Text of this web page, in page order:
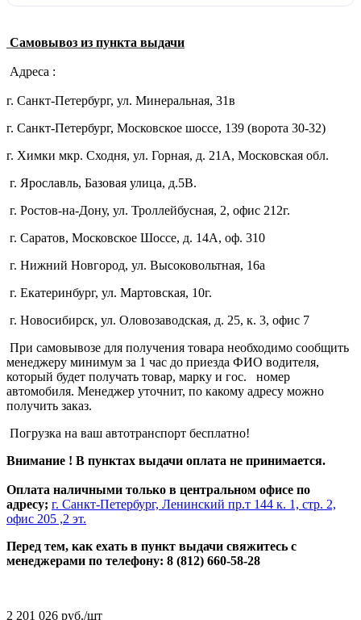
Самовывоз из пункта выдачи
Адреса :
г. Санкт-Петербург, ул. Минеральная, 31в
г. Санкт-Петербург, Московское шоссе, 139 (ворота 30-32)
г. Химки мкр. Сходня, ул. Горная, д. 21А, Московская обл.
г. Ярославль, Базовая улица, д.5В.
г. Ростов-на-Дону, ул. Троллейбусная, 2, офис 212г.
г. Саратов, Московское Шоссе, д. 14А, оф. 310
г. Нижний Новгород, ул. Высоковольтная, 16а
г. Екатеринбург, ул. Мартовская, 10г.
г. Новосибирск, ул. Оловозаводская, д. 25, к. 3, офис 7
При самовывозе для получения товара необходимо сообщить
менеджеру минимум за 1 час до приезда ФИО водителя,
который будет получать товар, марку и гос. номер
автомобиля. Менеджер уточнит, по какому адресу можно
получить заказ.
Погрузка на ваш автотранспорт бесплатно!
Внимание ! В пунктах выдачи оплата не принимается.
Оплата наличными только в центральном офисе по
адресу; г. Санкт-Петербург, Ленинский пр.т 144 к. 1, стр. 2,
офис 205 ,2 эт.
Перед тем, как ехать в пункт выдачи свяжитесь с
менеджерами по телефону: 8 (812) 660-58-28
2 201 026 руб./шт